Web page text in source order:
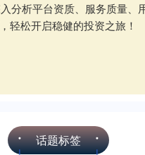
分析平台资质、服务质量、
轻松开启稳健的投资之旅！
话题标签